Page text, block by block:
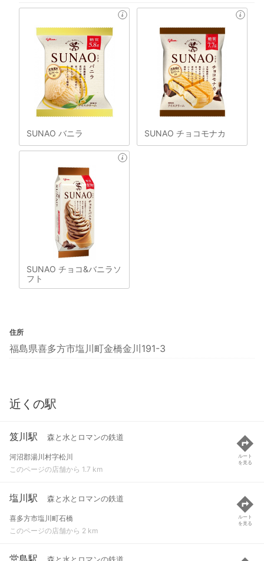
SUNAO バニラ SUNAO チョコモナカ
SUNAO チョコ&バニラソ
フト
住所
福島県喜多方市塩川町金橋金川191-3
近くの駅
笈川駅 森と水とロマンの鉄道
河沼郡湯川村字松川
このページの店舗から 1.7 km
ルート
を見る
塩川駅 森と水とロマンの鉄道
喜多方市塩川町石橋
このページの店舗から 2 km
ルート
を見る
堂島駅